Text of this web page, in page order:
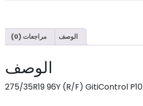
الوصف مراجعات (0)
الوصف
275/35R19 96Y (R/F) GitiControl P10